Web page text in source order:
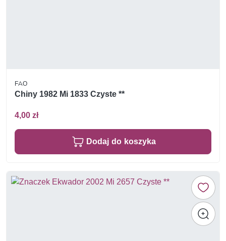
FAO
Chiny 1982 Mi 1833 Czyste **
4,00 zł
Dodaj do koszyka